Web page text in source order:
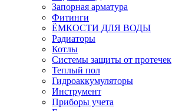
Запорная арматура
Фитинги
ЁМКОСТИ ДЛЯ ВОДЫ
Радиаторы
Котлы
Системы защиты от протечек
Теплый пол
Гидроаккумуляторы
Инструмент
Приборы учета